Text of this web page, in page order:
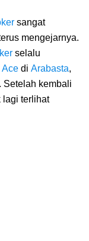
Terletak Di
Dan Tidak Ribet
sangat
mengejarnya.
selalu
Ace di Arabasta,
. Setelah kembali
lagi terlihat